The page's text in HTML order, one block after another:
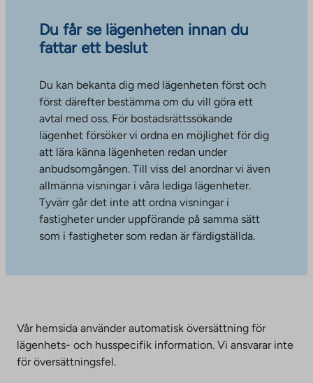
Du får se lägenheten innan du
fattar ett beslut
Du kan bekanta dig med lägenheten först och
först därefter bestämma om du vill göra ett
avtal med oss. För bostadsrättssökande
lägenhet försöker vi ordna en möjlighet för dig
att lära känna lägenheten redan under
anbudsomgången. Till viss del anordnar vi även
allmänna visningar i våra lediga lägenheter.
Tyvärr går det inte att ordna visningar i
fastigheter under uppförande på samma sätt
som i fastigheter som redan är färdigställda.
Vår hemsida använder automatisk översättning för
lägenhets- och husspecifik information. Vi ansvarar inte
för översättningsfel.